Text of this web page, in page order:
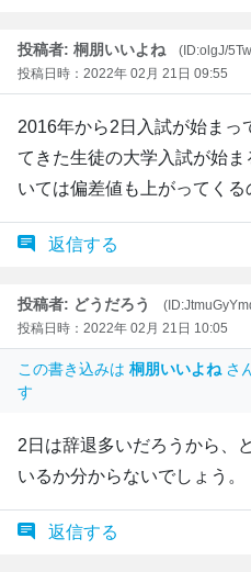
投稿者: 桐朋いいよね
(ID:olgJ/
投稿日時：2022年 02月 21日 09:55
2016年から2日入試が始まっ
てきた生徒の大学入試が始
いては偏差値も上がってくる
返信する
投稿者: どうだろう
投稿日時：2022年 02月 21日 10:05
この書き込みは 桐朋いいよね さ
す
2日は辞退多いだろうから、
いるか分からないでしょう。
返信する